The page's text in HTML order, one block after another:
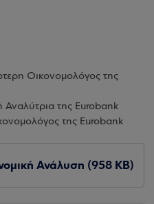
Οικονομολόγος της
Αναλύτρια της Eurobank
της Eurobank
Ανάλυση (958 KB)